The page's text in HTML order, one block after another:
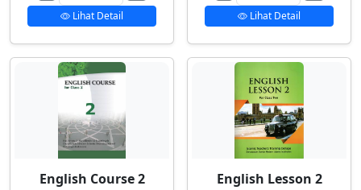
Lihat Detail
Lihat Detail
English Course 2 English Lesson 2